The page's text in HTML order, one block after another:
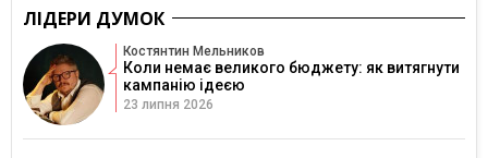
ЛІДЕРИ ДУМОК
Костянтин Мельников
Коли немає великого бюджету: як витягнути
кампанію ідеєю
23 липня 2026